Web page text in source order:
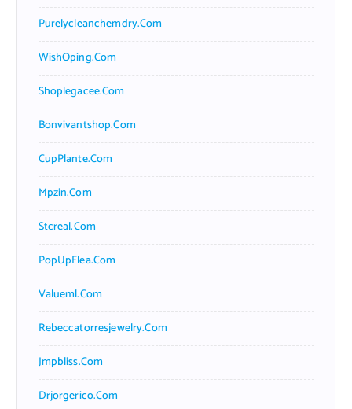
Purelycleanchemdry.com
WishOping.com
Shoplegacee.com
Bonvivantshop.com
CupPlante.com
Mpzin.com
Stcreal.com
PopUpFlea.com
Valueml.com
Rebeccatorresjewelry.com
Jmpbliss.com
Drjorgerico.com